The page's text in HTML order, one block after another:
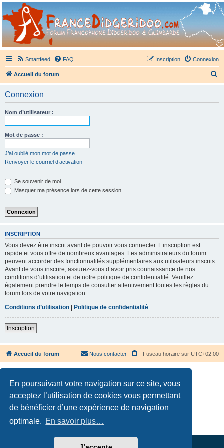
En poursuivant votre navigation sur ce site, vous
acceptez l’utilisation de cookies vous permettant
de bénéficier d’une expérience de navigation
optimale. En savoir plus…
France Didgeridoo
Didgeridoo et Guimbarde sur France Didgeridoo - retrouvez la communauté.
Smartfeed FAQ Connexion
Inscription
Accueil du forum
Connexion
Nom d’utilisateur :
Mot de passe :
J’ai oublié mon mot de passe
Renvoyer le courriel d’activation
Se souvenir de moi
Masquer ma présence lors de cette session
INSCRIPTION
Vous devez être inscrit avant de pouvoir vous connecter. L’inscription est
rapide et vous offre de nombreux avantages. Les administrateurs du forum
peuvent accorder des fonctionnalités supplémentaires aux utilisateurs inscrits.
Avant de vous inscrire, assurez-vous d’avoir pris connaissance de nos
conditions d’utilisation et de notre politique de confidentialité. Veuillez
également prendre le temps de consulter attentivement toutes les règles du
forum lors de votre navigation.
Conditions d’utilisation
Politique de confidentialité
Inscription
Accueil du forum Fuseau horaire sur UTC+02:00
Nous contacter
Développé parphpBB® Forum Software © phpBB Limited
Confidentialité